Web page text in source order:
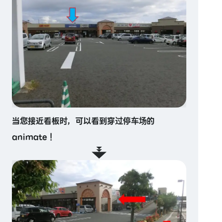
当您接近看板时，可以看到穿过停车场的
animate！